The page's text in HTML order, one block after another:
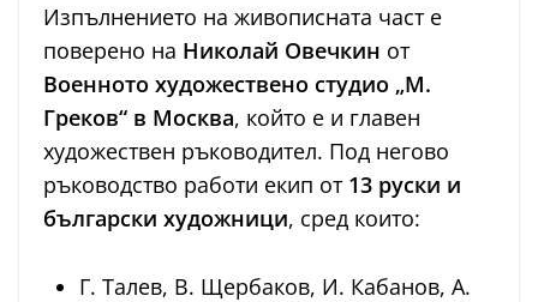
Изпълнението на живописната част е
поверено на Николай Овечкин от
Военното художествено студио „М.
Греков“ в Москва, който е и главен
художествен ръководител. Под негово
ръководство работи екип от 13 руски и
български художници, сред които:
Г. Талев, В. Щербаков, И. Кабанов, А.